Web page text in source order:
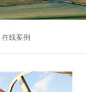
在线案例